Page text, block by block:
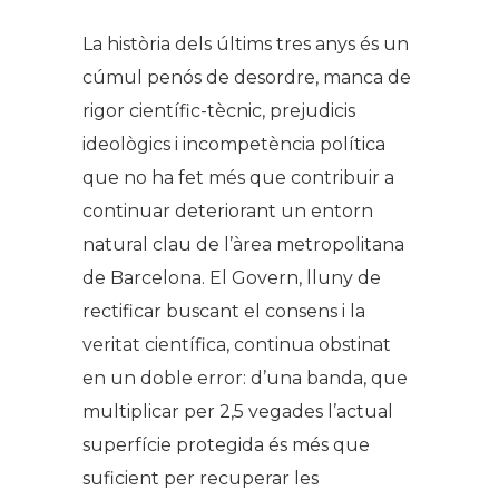
La història dels últims tres anys és un
cúmul penós de desordre, manca de
rigor científic-tècnic, prejudicis
ideològics i incompetència política
que no ha fet més que contribuir a
continuar deteriorant un entorn
natural clau de l’àrea metropolitana
de Barcelona. El Govern, lluny de
rectificar buscant el consens i la
veritat científica, continua obstinat
en un doble error: d’una banda, que
multiplicar per 2,5 vegades l’actual
superfície protegida és més que
suficient per recuperar les